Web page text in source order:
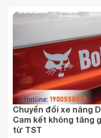
Chuyển đổi xe nâng
Cam kết không tăng
từ TST